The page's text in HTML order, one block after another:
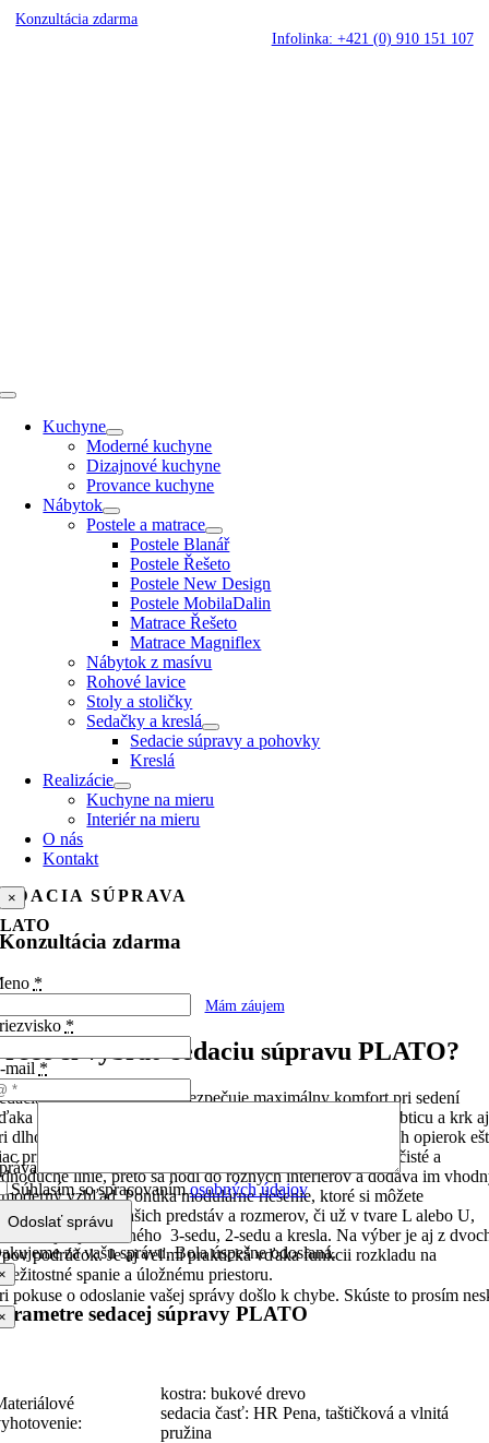
Skip
Konzultácia zdarma
Infolinka: +421 (0) 910 151 107
Toggle
NavigationKuchyne
Moderné kuchyne
Dizajnové kuchyne
Provance kuchyne
Nábytok
Postele a matrace
Postele Blanář
Postele Řešeto
Postele New Design
Postele MobilaDalin
Matrace Řešeto
Matrace Magniflex
Nábytok z masívu
Rohové lavice
Stoly a stoličky
Sedačky a kreslá
Sedacie súpravy a pohovky
Kreslá
Realizácie
Kuchyne na mieru
Interiér na mieru
O nás
Kontakt
×
Konzultácia zdarma
*
*
mail *
Súhlasím so spracovanímosobných údajov
Odoslať správu
za vašu správu. Bola úspešne odoslaná.
pokuse o odoslanie vašej správy došlo k chybe. Skúste to prosím
SÚPRAVA
Mám záujem
si vybrať sedaciu súpravu PLATO?
súprava PLATO zabezpečuje maximálny komfort pri sedení
vysokej opierke, poskytuje vynikajúcu oporu pre chrbticu a krk aj
dlhom sedení alebo relaxe, pričom funkcia nastaviteľných opierok
prispeje k vyššej úrovni oddychu. Sedacia súprava má čisté a
línie, preto sa hodí do rôznych interiérov a dodáva im
vzhľad. Ponúka modulárne riešenie, ktoré si môžete
podľa vašich predstáv a rozmerov, či už v tvare L alebo U,
je aj samotného 3-sedu, 2-sedu a kresla. Na výber je aj z
podrúčok. Je aj veľmi praktická vďaka funkcii rozkladu na
spanie a úložnému priestoru.
sedacej súpravy PLATO
kostra: bukové drevo
sedacia časť: HR Pena, taštičková a vlnitá
pružina